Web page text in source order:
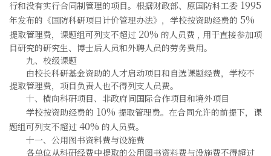
行和没有实行合同制管理的项目。根据财政部、原国防科工委 1995
年发布的《国防科研项目计价管理办法》，学校按资助经费的 5%
提取管理费，课题组可列支不超过 20% 的人员费 , 用于直接参加项
目研究的研究生、博士后人员和外聘人员的劳务费用。
九、校级课题
由校长科研基金资助的人才启动项目和自选课题经费，学校不
提取管理费，项目负责人也不得列支人员费。
十、横向科研项目、非政府间国际合作项目和境外项目
学校按资助经费的 10% 提取管理费。在合同允许的前提下，课
题组可列支不超过 40% 的人员费。
十一、公用图书资料费与设施费
各单位从科研经费中提取的公用图书资料费与设施费不得超过